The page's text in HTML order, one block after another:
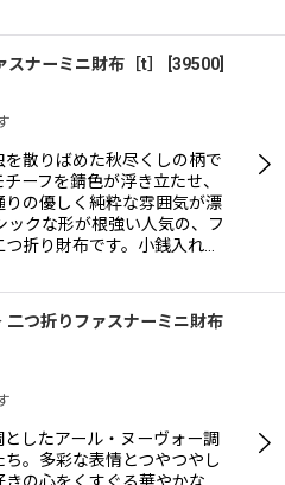
ナーミニ財布［t］ 39500
を散りばめた秋尽くしの柄で
ーフを錆色が浮き立たせ、
りの優しく純粋な雰囲気が漂
ックな形が根強い人気の、フ
つ折り財布です。小銭入れ…
二つ折りファスナーミニ財布
したアール・ヌーヴォー調
。多彩な表情とつやつやし